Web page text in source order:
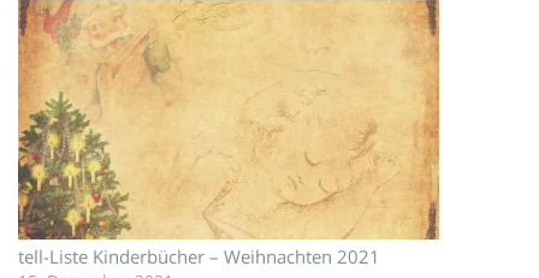
tell-Liste Kinderbücher – Weihnachten 2021